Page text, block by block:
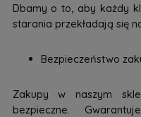
Dbamy o to, aby każdy
starania przekładają się
Bezpieczeństwo
Zakupy w naszym
bezpieczne.